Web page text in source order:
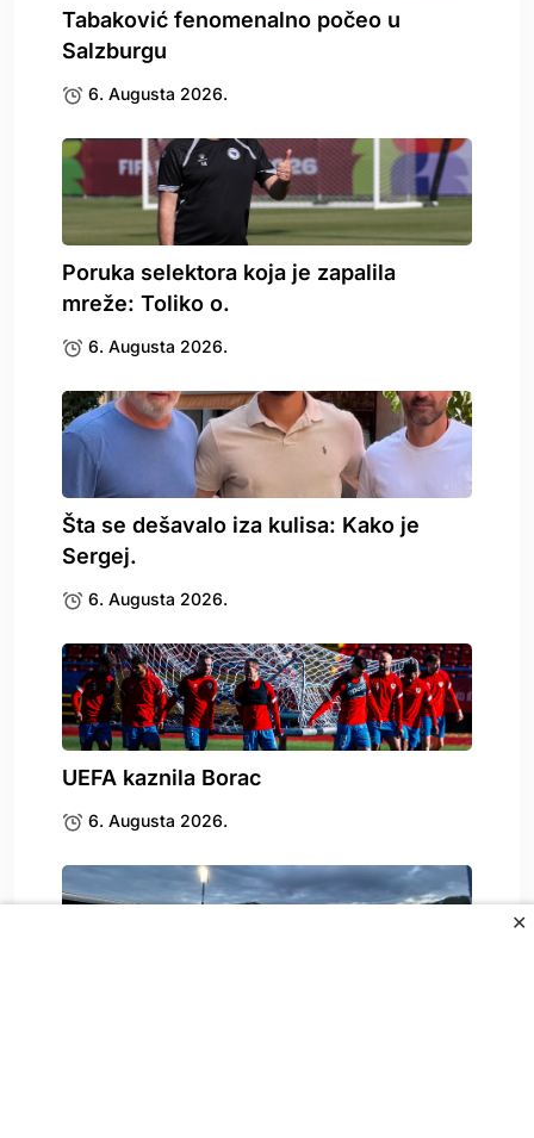
✕
Tabaković fenomenalno počeo u
Salzburgu
6. Augusta 2026.
Poruka selektora koja je zapalila
mreže: Toliko o.
6. Augusta 2026.
Šta se dešavalo iza kulisa: Kako je
Sergej.
6. Augusta 2026.
UEFA kaznila Borac
6. Augusta 2026.